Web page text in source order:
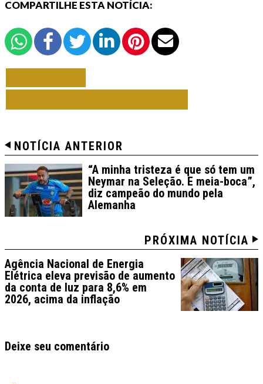
COMPARTILHE ESTA NOTÍCIA:
NOTÍCIA ANTERIOR
“A minha tristeza é que só tem um
Neymar na Seleção. E meia-boca”,
diz campeão do mundo pela
Alemanha
PRÓXIMA NOTÍCIA
Agência Nacional de Energia
Elétrica eleva previsão de aumento
da conta de luz para 8,6% em
2026, acima da inflação
Deixe seu comentário